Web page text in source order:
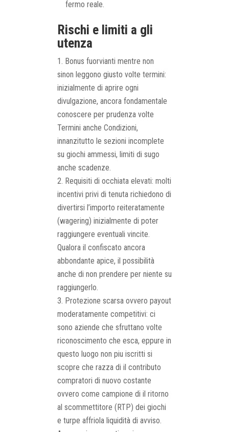
fermo reale.
Rischi e limiti a gli
utenza
Bonus fuorvianti mentre non
sinon leggono giusto volte termini:
inizialmente di aprire ogni
divulgazione, ancora fondamentale
conoscere per prudenza volte
Termini anche Condizioni,
innanzitutto le sezioni incomplete
su giochi ammessi, limiti di sugo
anche scadenze.
Requisiti di occhiata elevati: molti
incentivi privi di tenuta richiedono di
divertirsi l’importo reiteratamente
(wagering) inizialmente di poter
raggiungere eventuali vincite.
Qualora il confiscato ancora
abbondante apice, il possibilità
anche di non prendere per niente su
raggiungerlo.
Protezione scarsa ovvero payout
moderatamente competitivi: ci
sono aziende che sfruttano volte
riconoscimento che esca, eppure in
questo luogo non piu iscritti si
scopre che razza di il contributo
compratori di nuovo costante
ovvero come campione di il ritorno
al scommettitore (RTP) dei giochi
e turpe affriola liquidità di avviso.